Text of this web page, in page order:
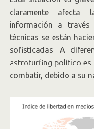
claramente afecta
información a
técnicas se están
sofisticadas. A
astroturfing político es
combatir, debido a su